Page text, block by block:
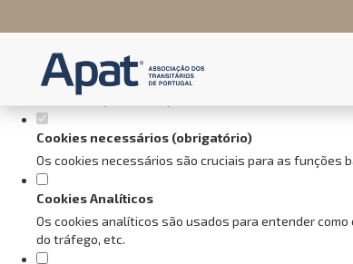
Defina as suas
Este website utiliza cookies estritamente necessários,
Consulte a nossa
Cookies necessários (obrigatório)
Os cookies necessários são cruciais para as funções
Cookies Analíticos
Os cookies analíticos são usados para entender
do tráfego, etc.